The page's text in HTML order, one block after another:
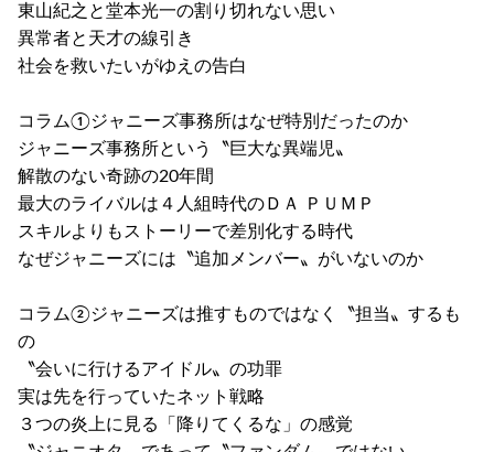
東山紀之と堂本光一の割り切れない思い
異常者と天才の線引き
社会を救いたいがゆえの告白
コラム①ジャニーズ事務所はなぜ特別だったのか
ジャニーズ事務所という〝巨大な異端児〟
解散のない奇跡の20年間
最大のライバルは４人組時代のＤＡ ＰＵＭＰ
スキルよりもストーリーで差別化する時代
なぜジャニーズには〝追加メンバー〟がいないのか
コラム②ジャニーズは推すものではなく〝担当〟するも
の
〝会いに行けるアイドル〟の功罪
実は先を行っていたネット戦略
３つの炎上に見る「降りてくるな」の感覚